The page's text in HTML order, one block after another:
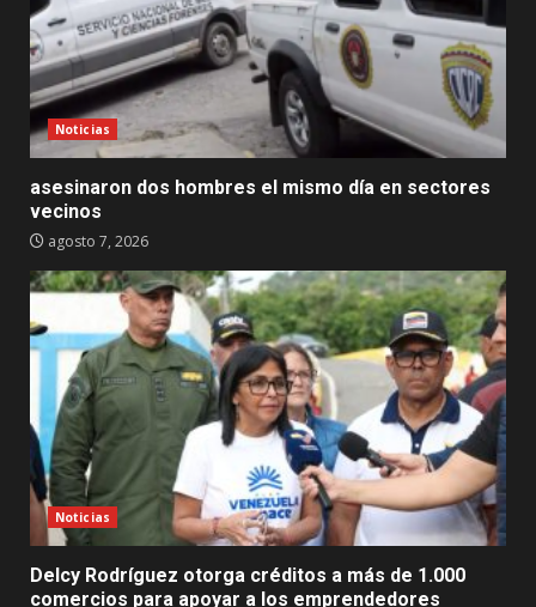
Noticias
asesinaron dos hombres el mismo día en sectores
vecinos
agosto 7, 2026
Noticias
Delcy Rodríguez otorga créditos a más de 1.000
comercios para apoyar a los emprendedores